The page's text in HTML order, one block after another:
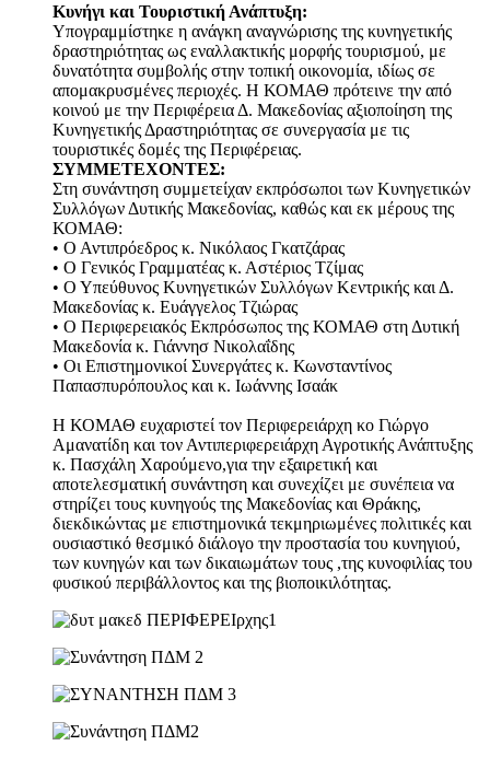
Κυνήγι και Τουριστική Ανάπτυξη:
Υπογραμμίστηκε η ανάγκη αναγνώρισης της κυνηγετικής
δραστηριότητας ως εναλλακτικής μορφής τουρισμού, με
δυνατότητα συμβολής στην τοπική οικονομία, ιδίως σε
απομακρυσμένες περιοχές. Η ΚΟΜΑΘ πρότεινε την από
κοινού με την Περιφέρεια Δ. Μακεδονίας αξιοποίηση της
Κυνηγετικής Δραστηριότητας σε συνεργασία με τις
τουριστικές δομές της Περιφέρειας.
ΣΥΜΜΕΤΕΧΟΝΤΕΣ:
Στη συνάντηση συμμετείχαν εκπρόσωποι των Κυνηγετικών
Συλλόγων Δυτικής Μακεδονίας, καθώς και εκ μέρους της
ΚΟΜΑΘ:
• Ο Αντιπρόεδρος κ. Νικόλαος Γκατζάρας
• Ο Γενικός Γραμματέας κ. Αστέριος Τζίμας
• Ο Υπεύθυνος Κυνηγετικών Συλλόγων Κεντρικής και Δ.
Μακεδονίας κ. Ευάγγελος Τζιώρας
• Ο Περιφερειακός Εκπρόσωπος της ΚΟΜΑΘ στη Δυτική
Μακεδονία κ. Γιάννησ Νικολαΐδης
• Οι Επιστημονικοί Συνεργάτες κ. Κωνσταντίνος
Παπασπυρόπουλος και κ. Ιωάννης Ισαάκ
Η ΚΟΜΑΘ ευχαριστεί τον Περιφερειάρχη κο Γιώργο
Αμανατίδη και τον Αντιπεριφερειάρχη Αγροτικής Ανάπτυξης
κ. Πασχάλη Χαρούμενο,για την εξαιρετική και
αποτελεσματική συνάντηση και συνεχίζει με συνέπεια να
στηρίζει τους κυνηγούς της Μακεδονίας και Θράκης,
διεκδικώντας με επιστημονικά τεκμηριωμένες πολιτικές και
ουσιαστικό θεσμικό διάλογο την προστασία του κυνηγιού,
των κυνηγών και των δικαιωμάτων τους ,της κυνοφιλίας του
φυσικού περιβάλλοντος και της βιοποικιλότητας.